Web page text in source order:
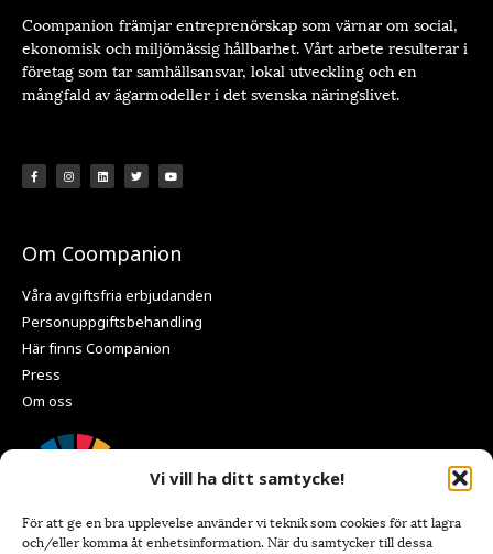
Vi vill ha ditt samtycke!
För att ge en bra upplevelse använder vi teknik som cookies för att lagra
och/eller komma åt enhetsinformation. När du samtycker till dessa
Coompanion främjar entreprenörskap som värnar om social,
ekonomisk och miljömässig hållbarhet. Vårt arbete resulterar i
företag som tar samhällsansvar, lokal utveckling och en
mångfald av ägarmodeller i det svenska näringslivet.
Om Coompanion
Våra avgiftsfria erbjudanden
Personuppgiftsbehandling
Här finns Coompanion
Press
Om oss